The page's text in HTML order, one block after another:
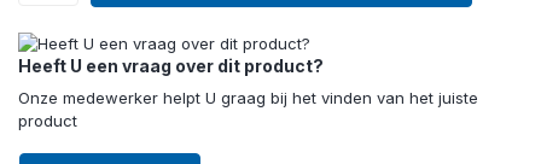
Heeft U een vraag over dit product?
Onze medewerker helpt U graag bij het vinden van het juiste
product